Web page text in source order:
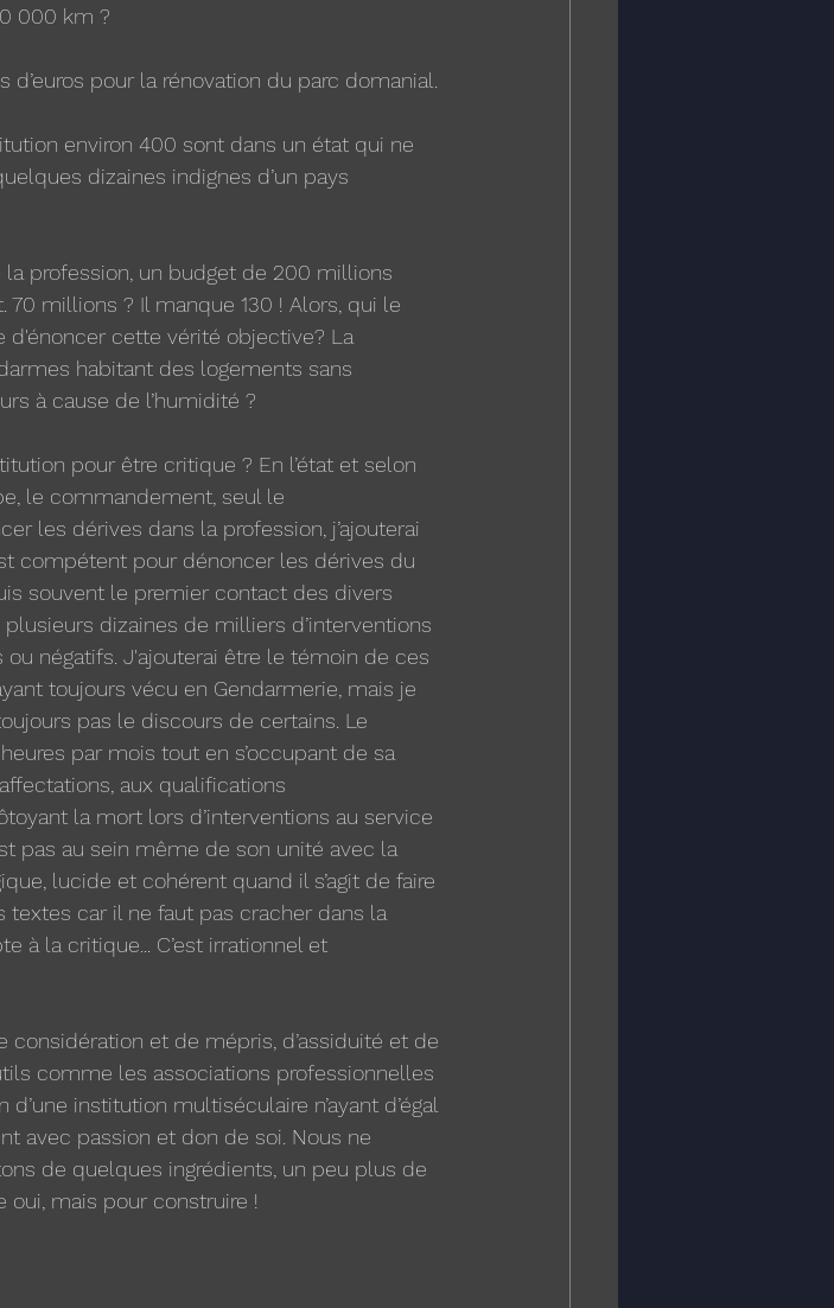
000 km ?
pour la rénovation du parc domanial.
environ 400 sont dans un état qui ne
dizaines indignes d’un pays
profession, un budget de 200 millions
70 millions ? Il manque 130 ! Alors, qui le
cette vérité objective? La
habitant des logements sans
à cause de l’humidité ?
pour être critique ? En l’état et selon
le commandement, seul le
les dérives dans la profession, j’ajouterai
compétent pour dénoncer les dérives du
souvent le premier contact des divers
dizaines de milliers d’interventions
ou négatifs. J'ajouterai être le témoin de ces
toujours vécu en Gendarmerie, mais je
pas le discours de certains. Le
par mois tout en s’occupant de sa
aux qualifications
la mort lors d’interventions au service
pas au sein même de son unité avec la
lucide et cohérent quand il s’agit de faire
car il ne faut pas cracher dans la
à la critique... C’est irrationnel et
considération et de mépris, d’assiduité et de
comme les associations professionnelles
institution multiséculaire n’ayant d’égal
avec passion et don de soi. Nous ne
de quelques ingrédients, un peu plus de
oui, mais pour construire !